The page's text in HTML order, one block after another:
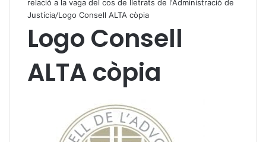
relació a la vaga del cos de lletrats de l'Administració de
Justícia/Logo Consell ALTA còpia
Logo Consell
ALTA còpia